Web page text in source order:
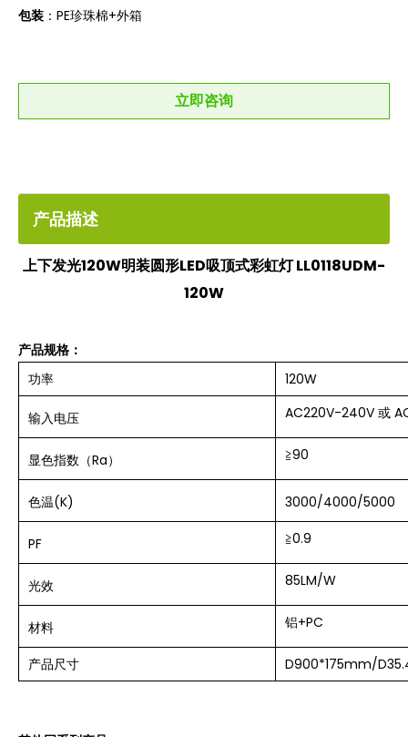
包装 ：PE珍珠棉+外箱
立即咨询
产品描述
上下发光120W明装圆形LED吸顶式彩虹灯 LL0118UDM-
120W
产品规格：
功率
120W
输入电压 AC220V-240V 或
显色指数（Ra） ≧90
色温(K) 3000/4000/5000
PF ≧0.9
光效 85LM/W
材料 铝+PC
产品尺寸 D900*175mm/